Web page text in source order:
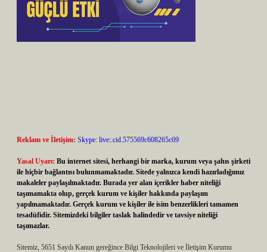
Reklam ve İletişim: Skype: live:.cid.575569c608265c69
Yasal Uyarı: Bu internet sitesi, herhangi bir marka, kurum veya şahıs şirketi
ile hiçbir bağlantısı bulunmamaktadır. Sitede yalnızca kendi hazırladığımız
makaleler paylaşılmaktadır. Burada yer alan içerikler haber niteliği
taşımamakta olup, gerçek kurum ve kişiler hakkında paylaşım
yapılmamaktadır. Gerçek kurum ve kişiler ile isim benzerlikleri tamamen
tesadüfidir. Sitemizdeki bilgiler taslak halindedir ve tavsiye niteliği
taşımazlar.
Sitemiz, 5651 Sayılı Kanun gereğince Bilgi Teknolojileri ve İletişim Kurumu